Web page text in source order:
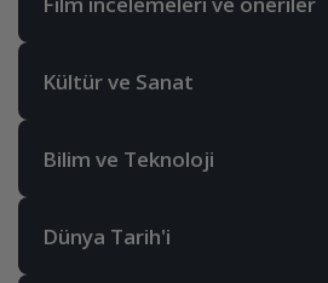
Kültür ve Sanat
Bilim ve Teknoloji
Dünya Tarih'i